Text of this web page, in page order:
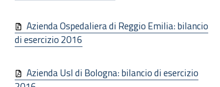
Azienda Ospedaliera di Reggio Emilia: bilancio
di esercizio 2016
Azienda Usl di Bologna: bilancio di esercizio